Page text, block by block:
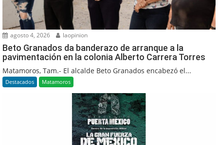
agosto 4, 2026 laopinion
Beto Granados da banderazo de arranque a la
pavimentación en la colonia Alberto Carrera Torres
Matamoros, Tam.- El alcalde Beto Granados encabezó el...
Destacados Matamoros